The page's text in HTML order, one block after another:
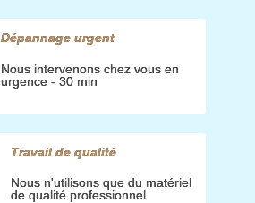
Dépannage urgent
Nous intervenons chez vous en
urgence - 30 min
Travail de qualité
Nous n'utilisons que du matériel
de qualité professionnel